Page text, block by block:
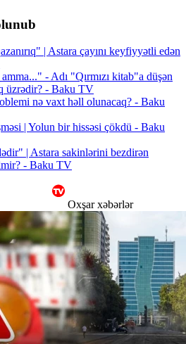
| Astara çayını keyfiyyətli edən
- Adı "Qırmızı kitab"a düşən
üzrədir? - Baku TV
nə vaxt həll olunacaq? - Baku
| Yolun bir hissəsi çökdü - Baku
| Astara sakinlərini bezdirən
- Baku TV
Oxşar xəbərlər